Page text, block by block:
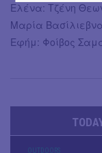
Ελένα: Τζένη
Μαρία
Εφήμ: Φοίβος
OUTDΟORS